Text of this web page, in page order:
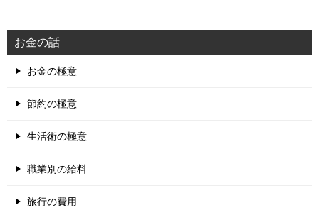
お金の話
お金の極意
節約の極意
生活術の極意
職業別の給料
旅行の費用